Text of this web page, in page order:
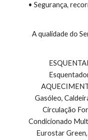
• Segurança,
A qualidade do
Gasóleo,
Circulação
Condicionado
Eurostar